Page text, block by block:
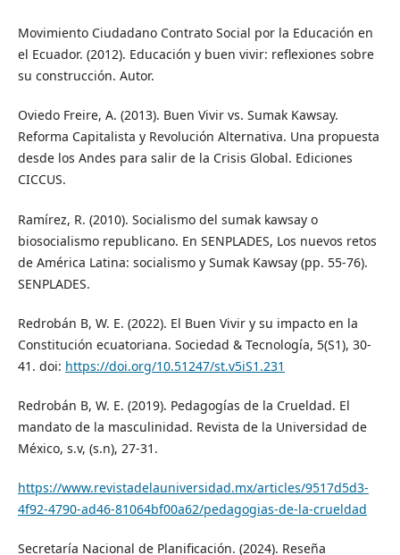
Movimiento Ciudadano Contrato Social por la Educación en
el Ecuador. (2012). Educación y buen vivir: reflexiones sobre
su construcción. Autor.
Oviedo Freire, A. (2013). Buen Vivir vs. Sumak Kawsay.
Reforma Capitalista y Revolución Alternativa. Una propuesta
desde los Andes para salir de la Crisis Global. Ediciones
CICCUS.
Ramírez, R. (2010). Socialismo del sumak kawsay o
biosocialismo republicano. En SENPLADES, Los nuevos retos
de América Latina: socialismo y Sumak Kawsay (pp. 55-76).
SENPLADES.
Redrobán B, W. E. (2022). El Buen Vivir y su impacto en la
Constitución ecuatoriana. Sociedad & Tecnología, 5(S1), 30-
41. doi: https://doi.org/10.51247/st.v5iS1.231
Redrobán B, W. E. (2019). Pedagogías de la Crueldad. El
mandato de la masculinidad. Revista de la Universidad de
México, s.v, (s.n), 27-31.
https://www.revistadelauniversidad.mx/articles/9517d5d3-
4f92-4790-ad46-81064bf00a62/pedagogias-de-la-crueldad
Secretaría Nacional de Planificación. (2024). Reseña